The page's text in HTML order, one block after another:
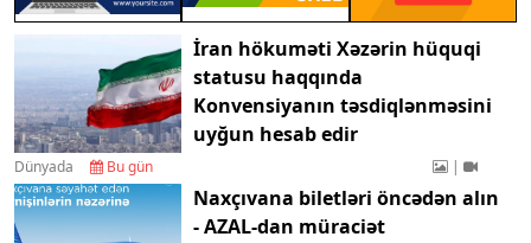
İran hökuməti Xəzərin hüquqi
statusu haqqında
Konvensiyanın təsdiqlənməsini
uyğun hesab edir
Dünyada Bu gün |
Naxçıvana biletləri öncədən alın
- AZAL-dan müraciət